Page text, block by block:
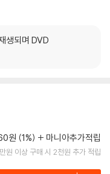
생되며 DVD
원 (1%) 마니아추가적립
원 이상 구매 시 2천원 추가 적립